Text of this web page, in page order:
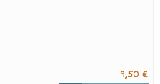
9,50 €